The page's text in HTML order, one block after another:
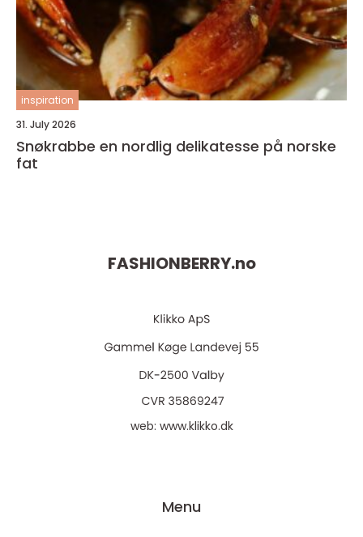
inspiration
31. July 2026
Snøkrabbe en nordlig delikatesse på norske
fat
FASHIONBERRY.no
web: www.klikko.dk
Menu